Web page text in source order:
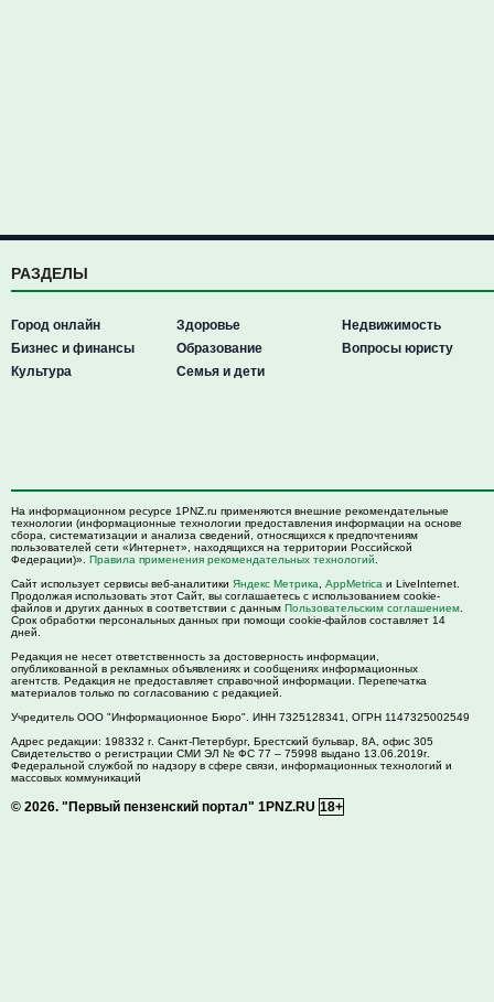
РАЗДЕЛЫ
Город онлайн
Бизнес и финансы
Культура
Здоровье
Образование
Семья и дети
Недвижимость
Вопросы юристу
На информационном ресурсе 1PNZ.ru применяются внешние рекомендательные
технологии (информационные технологии предоставления информации на основе
сбора, систематизации и анализа сведений, относящихся к предпочтениям
пользователей сети «Интернет», находящихся на территории Российской
Федерации)». Правила применения рекомендательных технологий
Сайт использует сервисы веб-аналитики Яндекс Метрика AppMetrica и LiveInternet.
Продолжая использовать этот Сайт, вы соглашаетесь с использованием cookie-
файлов и других данных в соответствии с данным Пользовательским соглашением
Срок обработки персональных данных при помощи cookie-файлов составляет 14
дней.
Редакция не несет ответственность за достоверность информации,
опубликованной в рекламных объявлениях и сообщениях информационных
агентств. Редакция не предоставляет справочной информации. Перепечатка
материалов только по согласованию с редакцией.
Учредитель ООО "Информационное Бюро". ИНН 7325128341, ОГРН 1147325002549
Адрес редакции: 198332 г. Санкт-Петербург, Брестский бульвар, 8А, офис 305
Свидетельство о регистрации СМИ ЭЛ № ФС 77 – 75998 выдано 13.06.2019г.
Федеральной службой по надзору в сфере связи, информационных технологий и
массовых коммуникаций
© 2026. "Первый пензенский портал" 1PNZ.RU 18+